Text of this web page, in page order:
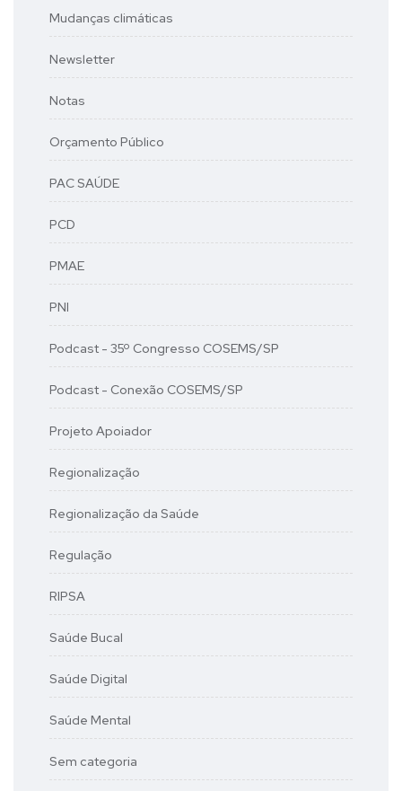
Mudanças climáticas
Newsletter
Notas
Orçamento Público
PAC SAÚDE
PCD
PMAE
PNI
Podcast - 35º Congresso COSEMS/SP
Podcast - Conexão COSEMS/SP
Projeto Apoiador
Regionalização
Regionalização da Saúde
Regulação
RIPSA
Saúde Bucal
Saúde Digital
Saúde Mental
Sem categoria